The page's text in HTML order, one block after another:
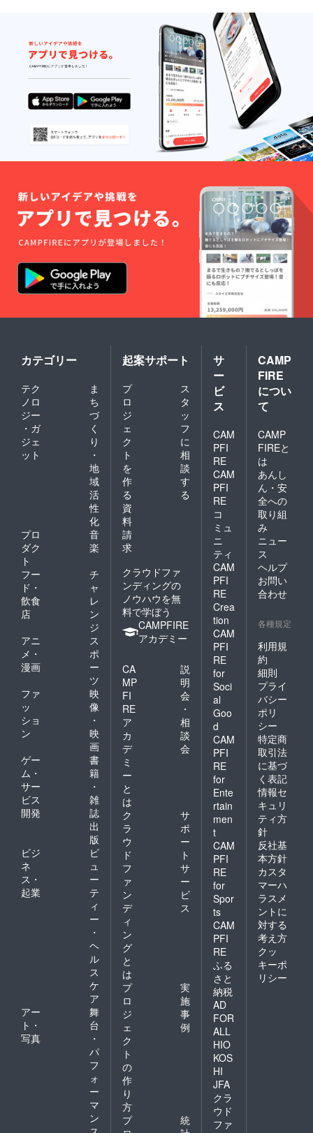
カテゴリー
テク
ノロ
ジー
・ガ
ジェ
ット
ま
ち
づ
く
り
・
地
域
活
性
化
プロ
ダク
ト
音
楽
フー
ド・
飲食
店
チ
ャ
レ
ン
ジ
アニ
メ・
漫画
ス
ポ
ー
ツ
ファ
ッ
ショ
ン
映
像
・
映
画
ゲー
ム・
サー
ビス
開発
書
籍
・
雑
誌
出
版
ビジ
ネ
ス・
起業
ビ
ュ
ー
テ
ィ
ー
・
ヘ
ル
ス
ケ
ア
アー
ト・
写真
舞
台
・
パ
フ
ォ
ー
マ
ン
起案サポート
プ
ロ
ジ
ェ
ク
ト
を
作
る
ス
タ
ッ
フ
に
相
談
す
る
資
料
請
求
クラウドファ
ンディングの
ノウハウを無
料で学ぼう
CAMPFIRE
アカデミー
CA
MP
FI
RE
ア
カ
デ
ミ
ー
と
は
説
明
会
・
相
談
会
ク
ラ
ウ
ド
フ
ァ
ン
デ
ィ
ン
グ
と
は
サ
ポ
ー
ト
サ
ー
ビ
ス
プ
ロ
ジ
ェ
ク
ト
の
作
り
方
実
施
事
例
プ
統
サ
ー
ビ
ス
CAM
PFI
RE
CAM
PFI
RE
コ
ミュ
ニ
ティ
CAM
PFI
RE
Crea
tion
CAM
PFI
RE
for
Soci
al
Goo
d
CAM
PFI
RE
for
Ente
rtain
men
t
CAM
PFI
RE
for
Spor
ts
CAM
PFI
RE
ふる
さと
納税
AD
FOR
ALL
HIO
KOS
HI
JFA
クラ
ウド
ファ
CAMP
FIRE
につい
て
CAMP
FIREと
は
あんし
ん・安
全への
取り組
み
ニュー
ス
ヘルプ
お問い
合わせ
各種規定
利用規
約
細則
プライ
バシー
ポリ
シー
特定商
取引法
に基づ
く表記
情報セ
キュリ
ティ方
針
反社基
本方針
カスタ
マーハ
ラスメ
ントに
対する
考え方
クッ
キーポ
リシー